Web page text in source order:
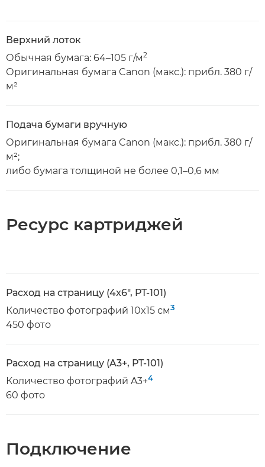
Верхний лоток
Обычная бумага: 64–105 г/м2
Оригинальная бумага Canon (макс.): прибл. 380 г/
м²
Подача бумаги вручную
Оригинальная бумага Canon (макс.): прибл. 380 г/
м²;
либо бумага толщиной не более 0,1–0,6 мм
Ресурс картриджей
Расход на страницу (4x6", PT-101)
Количество фотографий 10x15 см3
450 фото
Расход на страницу (A3+, PT-101)
Количество фотографий A3+4
60 фото
Подключение